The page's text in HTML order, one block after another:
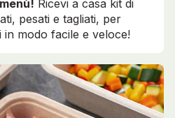
Ricevi a casa kit di
pesati e tagliati, per
modo facile e veloce!